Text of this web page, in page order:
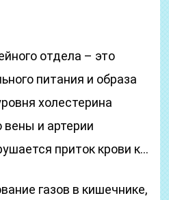
отдела – это
питания и образа
холестерина
вены и артерии
приток крови к…
газов в кишечнике,